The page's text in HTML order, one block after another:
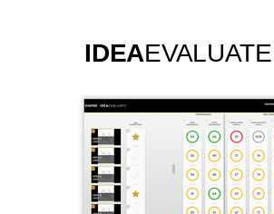
IDEAEVALUATE